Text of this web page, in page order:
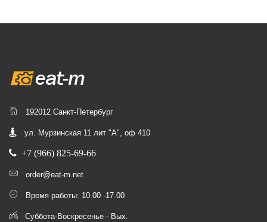
192012 Санкт-Петербург
ул. Мурзинская 11 лит "А", оф 410
+7 (966) 825-69-66
order@eat-m.net
Время работы: 10.00 -17.00
Суббота-Воскресенье - Вых.